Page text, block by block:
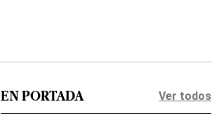
EN PORTADA Ver todos